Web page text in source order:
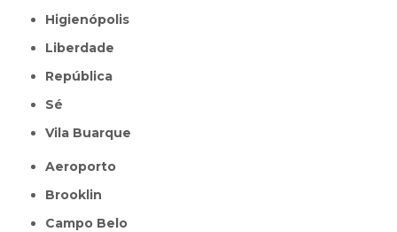
Higienópolis
Liberdade
República
Sé
Vila Buarque
Aeroporto
Brooklin
Campo Belo